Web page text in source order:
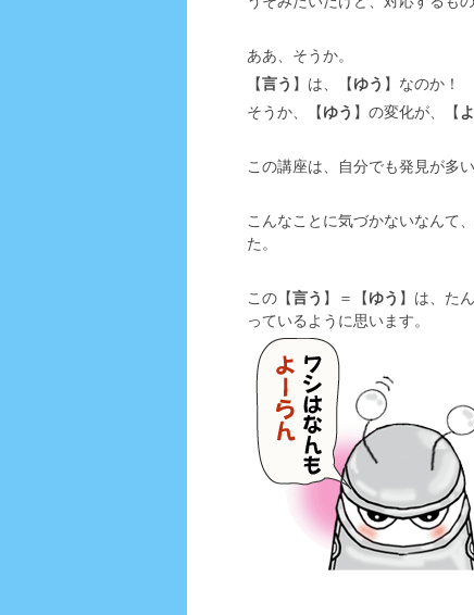
ああ、そうか。
【言う 】は、【ゆう 】なのか！
そうか、【ゆう 】の変化が、【
この講座は、自分でも発見が多い
こんなことに気づかないなんて
た。
この【言う 】＝【ゆう 】は、た
っているように思います。